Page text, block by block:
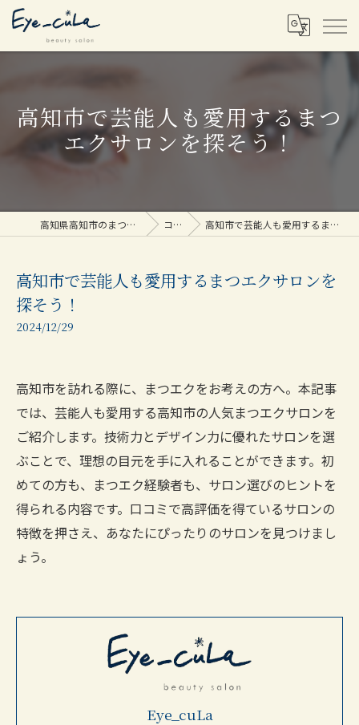
高知市で芸能人も愛用するまつ
エクサロンを探そう！
高知県高知市のまつエクならEye_cuLa コラム 高知市で芸能人も愛用するまつエクサロンを探そう！
高知市で芸能人も愛用するまつエクサロンを
探そう！
2024/12/29
高知市を訪れる際に、まつエクをお考えの方へ。本記事
では、芸能人も愛用する高知市の人気まつエクサロンを
ご紹介します。技術力とデザイン力に優れたサロンを選
ぶことで、理想の目元を手に入れることができます。初
めての方も、まつエク経験者も、サロン選びのヒントを
得られる内容です。口コミで高評価を得ているサロンの
特徴を押さえ、あなたにぴったりのサロンを見つけまし
ょう。
Eye_cuLa